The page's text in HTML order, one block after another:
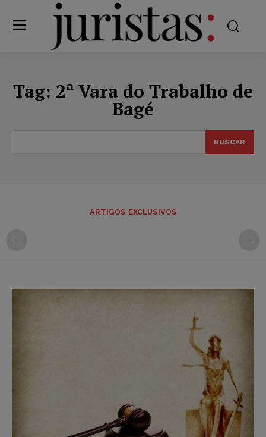
Tag: 2ª Vara do Trabalho de
Bagé
BUSCAR
ARTIGOS EXCLUSIVOS